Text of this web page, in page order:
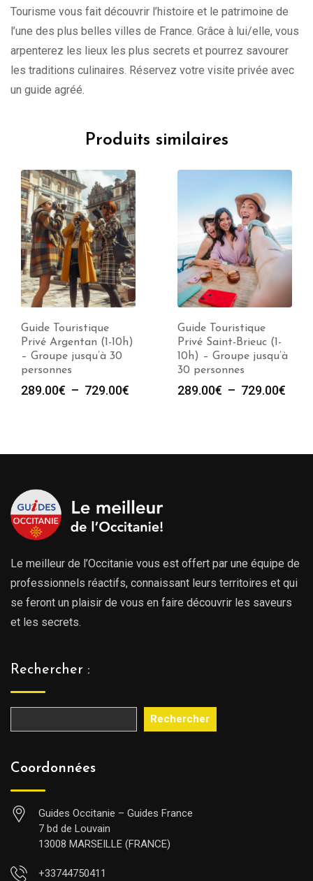
Tourisme vous fait découvrir l’histoire et le patrimoine de
l’une des plus belles villes de France. Grâce à lui/elle, vous
arpenterez les lieux les plus secrets et pourrez savourer
les traditions culinaires. Réservez votre visite privée avec
un guide agréé.
Produits similaires
Guide Touristique
Privé Argentan (1-10h)
– Groupe jusqu’à 30
personnes
289.00€ – 729.00€
à
Guide Touristique
Privé Saint-Brieuc (1-
10h) – Groupe jusqu’à
30 personnes
289.00€ – 729.00€
à
Le meilleur de l’Occitanie vous est offert par une équipe de
professionnels réactifs, connaissant leurs territoires et qui
se feront un plaisir de vous en faire découvrir les saveurs
et les secrets.
Rechercher :
Rechercher
Coordonnées
Guides Occitanie – Guides France
7 bd de Louvain
13008 MARSEILLE (FRANCE)
+33744750411